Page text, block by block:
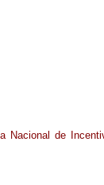
Nacional de